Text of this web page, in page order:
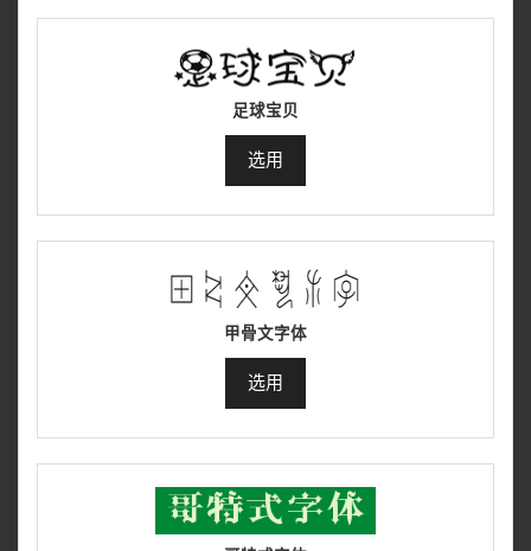
足球宝贝
选用
甲骨文字体
选用